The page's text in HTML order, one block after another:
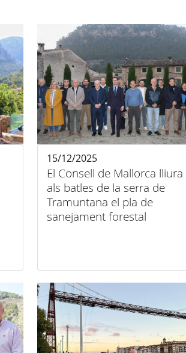
El Consell de Mallorca lliura
als batles de la serra de
Tramuntana el pla de
sanejament forestal
15/12/2025